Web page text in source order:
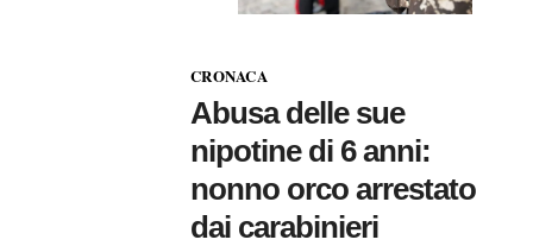
CRONACA
Abusa delle sue
nipotine di 6 anni:
nonno orco arrestato
dai carabinieri